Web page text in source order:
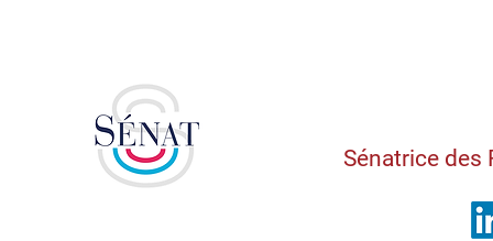
Sénatrice des